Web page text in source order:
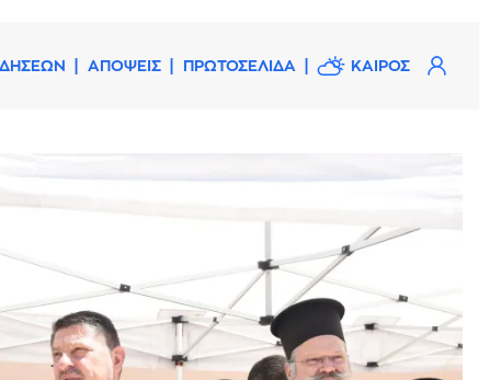
ΑΠΟΨΕΙΣ ΠΡΩΤΟΣΕΛΙΔΑ ΚΑΙΡΟΣ